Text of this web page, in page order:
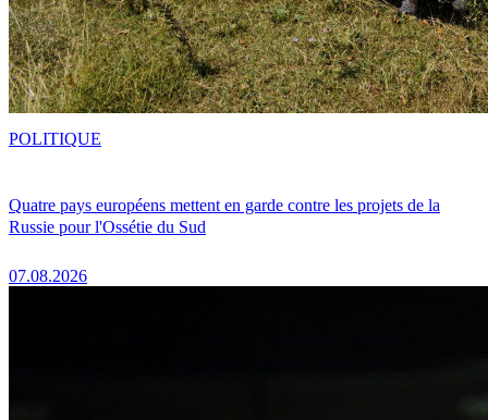
Quatre pays européens mettent en garde contre les projets de la
Russie pour l'Ossétie du Sud
07.08.2026
POLITIQUE